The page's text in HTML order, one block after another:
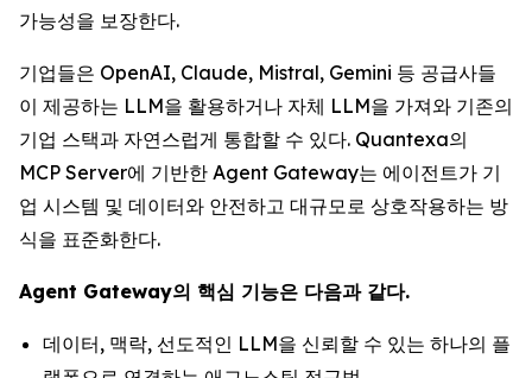
가능성을 보장한다.
기업들은 OpenAI, Claude, Mistral, Gemini 등 공급사들
이 제공하는 LLM을 활용하거나 자체 LLM을 가져와 기존의
기업 스택과 자연스럽게 통합할 수 있다. Quantexa의
MCP Server에 기반한 Agent Gateway는 에이전트가 기
업 시스템 및 데이터와 안전하고 대규모로 상호작용하는 방
식을 표준화한다.
Agent Gateway의 핵심 기능은 다음과 같다.
데이터, 맥락, 선도적인 LLM을 신뢰할 수 있는 하나의 플